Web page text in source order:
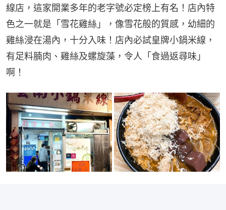
線店，這家開業多年的老字號必定榜上有名！店內特
色之一就是「雪花雞絲」，像雪花般的質感，幼細的
雞絲浸在湯內，十分入味！店內必試皇牌小鍋米線，
有足料腩肉、雞絲及螺旋藻，令人「食過返尋味」
啊！